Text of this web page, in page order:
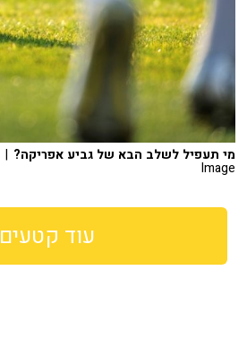
מי תעפיל לשלב הבא של גביע אפריקה?
Image
עוד קטעים